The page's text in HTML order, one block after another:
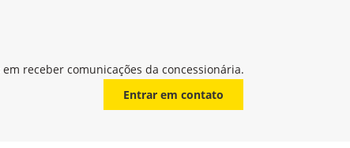
receber comunicações da concessionária.
Entrar em contato